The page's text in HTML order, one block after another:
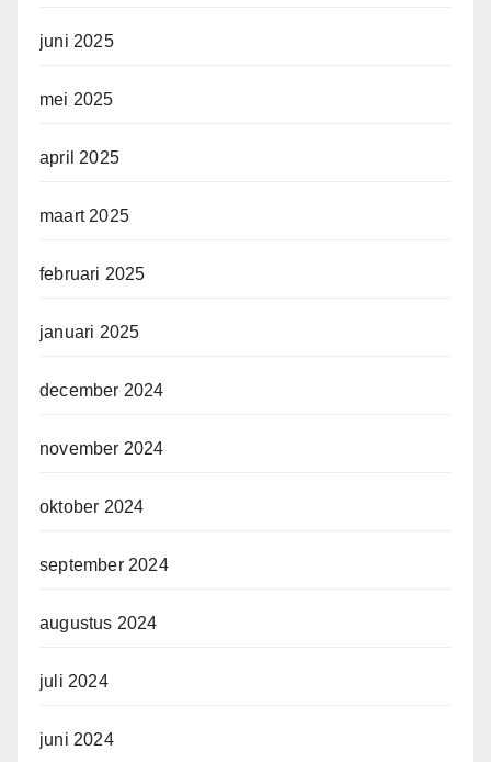
juni 2025
mei 2025
april 2025
maart 2025
februari 2025
januari 2025
december 2024
november 2024
oktober 2024
september 2024
augustus 2024
juli 2024
juni 2024